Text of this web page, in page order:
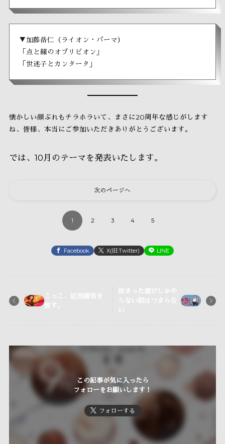
▼加藤岳仁（ライオン・パーマ）
「点と線のオブリビオン」
「世迷子とカンタータ」
懐かしい顔ぶれもチラホラいて、まさに20周年な感じがします
ね、皆様、本当にご参加いただきありがとうございます。
では、10月のテーマを発表いたします。
次のページへ
1 2 3 4 5
Facebook X(旧:Twitter) LINE
こっこ、近況報告を
致す。
決まった遊びしかや
らない奴はつまらな
い
この記事が気に入ったら
フォローをお願いします！
フォローする